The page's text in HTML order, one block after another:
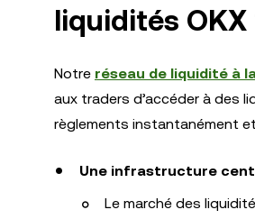
liquidités OKX
Notre réseau de liquidité à
aux traders d’accéder à des
règlements instantanément
Une infrastructure
Le marché des